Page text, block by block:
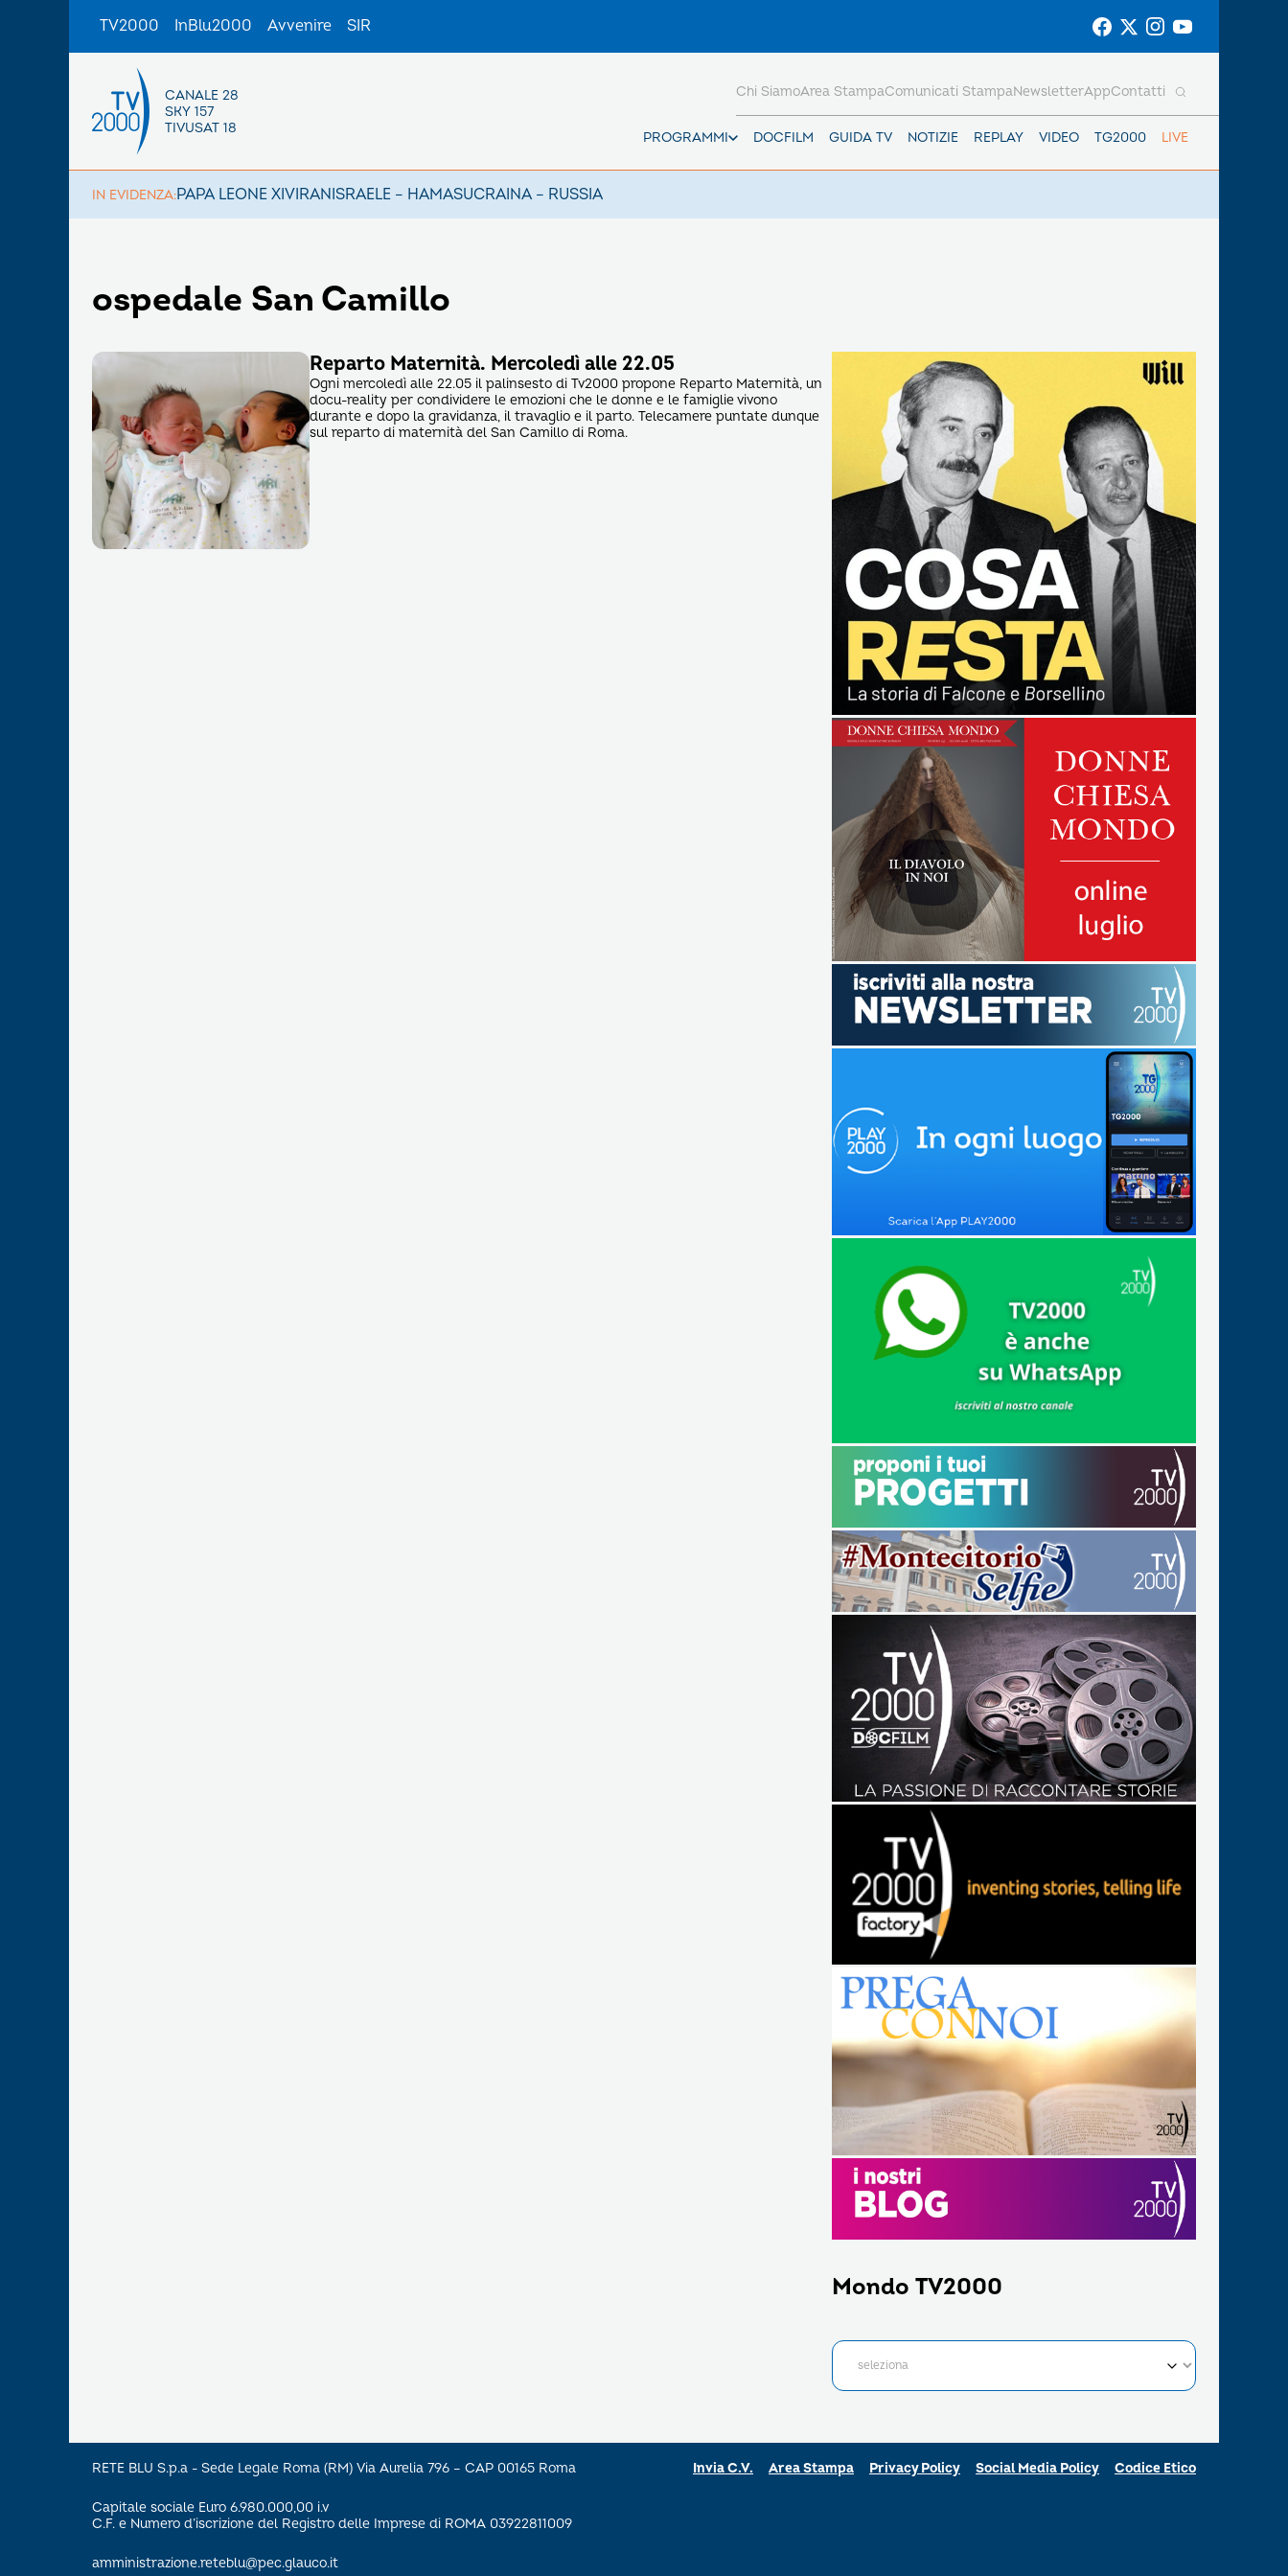
TV2000 InBlu2000 Avvenire SIR
CANALE 28
SKY 157
TIVUSAT 18
PROGRAMMI DOCFILM GUIDA TV NOTIZIE REPLAY VIDEO TG2000 LIVE
Chi SiamoArea StampaComunicati StampaNewsletterAppContatti
IN EVIDENZA:PAPA LEONE XIVIRANISRAELE – HAMASUCRAINA – RUSSIA
ospedale San Camillo
Reparto Maternità. Mercoledì alle 22.05
Ogni mercoledì alle 22.05 il palinsesto di Tv2000 propone Reparto Maternità, un
docu-reality per condividere le emozioni che le donne e le famiglie vivono
durante e dopo la gravidanza, il travaglio e il parto. Telecamere puntate dunque
sul reparto di maternità del San Camillo di Roma.
Mondo TV2000
RETE BLU S.p.a - Sede Legale Roma (RM) Via Aurelia 796 – CAP 00165 Roma
Capitale sociale Euro 6.980.000,00 i.v
C.F. e Numero d’iscrizione del Registro delle Imprese di ROMA 03922811009
amministrazione.reteblu@pec.glauco.it
Invia C.V. Area Stampa Privacy Policy Social Media Policy Codice Etico